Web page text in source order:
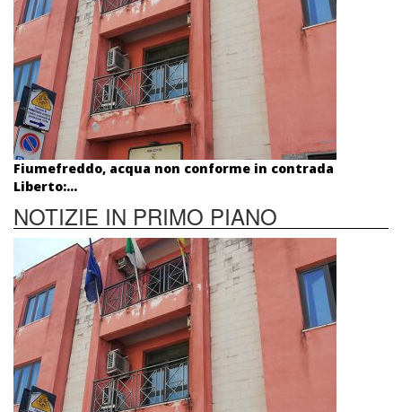
Fiumefreddo, acqua non conforme in contrada
Liberto:...
NOTIZIE IN PRIMO PIANO